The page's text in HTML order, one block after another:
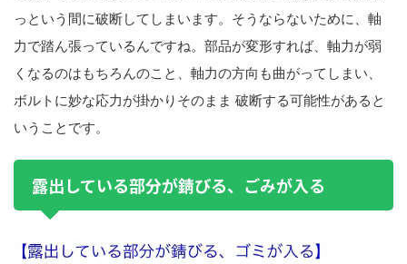
っという間に破断してしまいます。そうならないために、軸
力で踏ん張っているんですね。部品が変形すれば、軸力が弱
くなるのはもちろんのこと、軸力の方向も曲がってしまい、
ボルトに妙な応力が掛かりそのまま 破断する可能性があると
いうことです。
露出している部分が錆びる、ごみが入る